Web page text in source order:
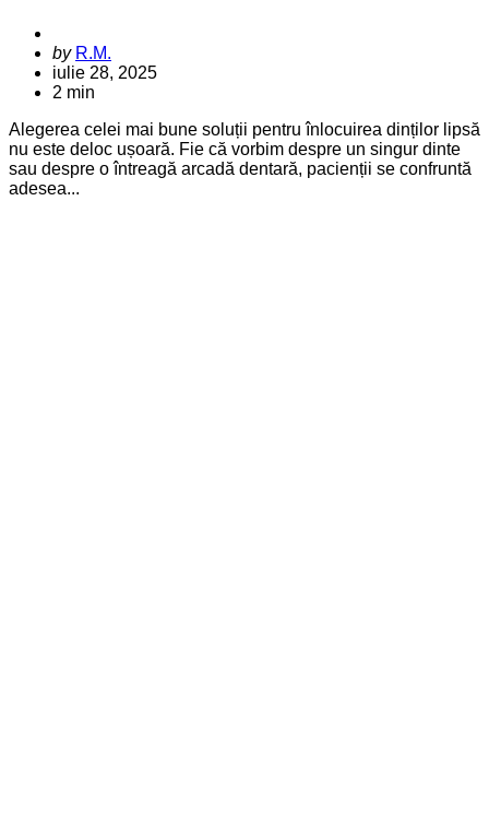
Posted
by
by R.M.
iulie 28, 2025
2 min
Alegerea celei mai bune soluții pentru înlocuirea dinților lipsă
nu este deloc ușoară. Fie că vorbim despre un singur dinte
sau despre o întreagă arcadă dentară, pacienții se confruntă
adesea...